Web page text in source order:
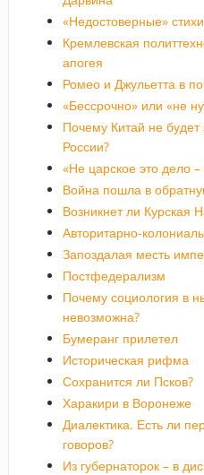
«Недостоверные» стихи
Кремлевская
апогея
Ромео и Джульетта в
«Бессрочно» или «не
Почему Китай не будет
России?
«Не царское это дело
Война пошла в
Возникнет ли Курская
Авторитарно-
Запоздалая месть
Постфедерализм
Почему социология в
невозможна?
Бумеранг прилетел
Историческая рифма
Сохранится ли Псков?
Харакири в Воронеже
Диалектика. Есть ли
говоров?
Из губернаторок – в